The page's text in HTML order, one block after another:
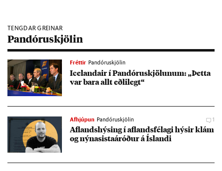
TENGDAR GREINAR
Pandóruskjölin
Fréttir Pandóruskjölin
Icelanda­ir í Pan­dóru­skjöl­un­um: „Þetta
var bara allt eðli­legt“
Afhjúpun Pandóruskjölin 1
Af­l­ands­hýs­ing í af­l­ands­fé­lagi hýs­ir klám
og nýnas­ista­áróð­ur á Ís­landi